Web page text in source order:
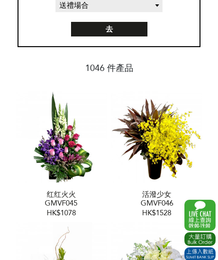
送禮場合
去
1046 件產品
红红火火
GMVF045
HK$1078
活潑少女
GMVF046
HK$1528